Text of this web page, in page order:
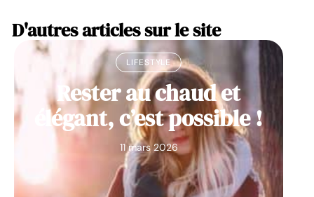
D'autres articles sur le site
LIFESTYLE
Rester au chaud et
élégant, c’est possible !
11 mars 2026